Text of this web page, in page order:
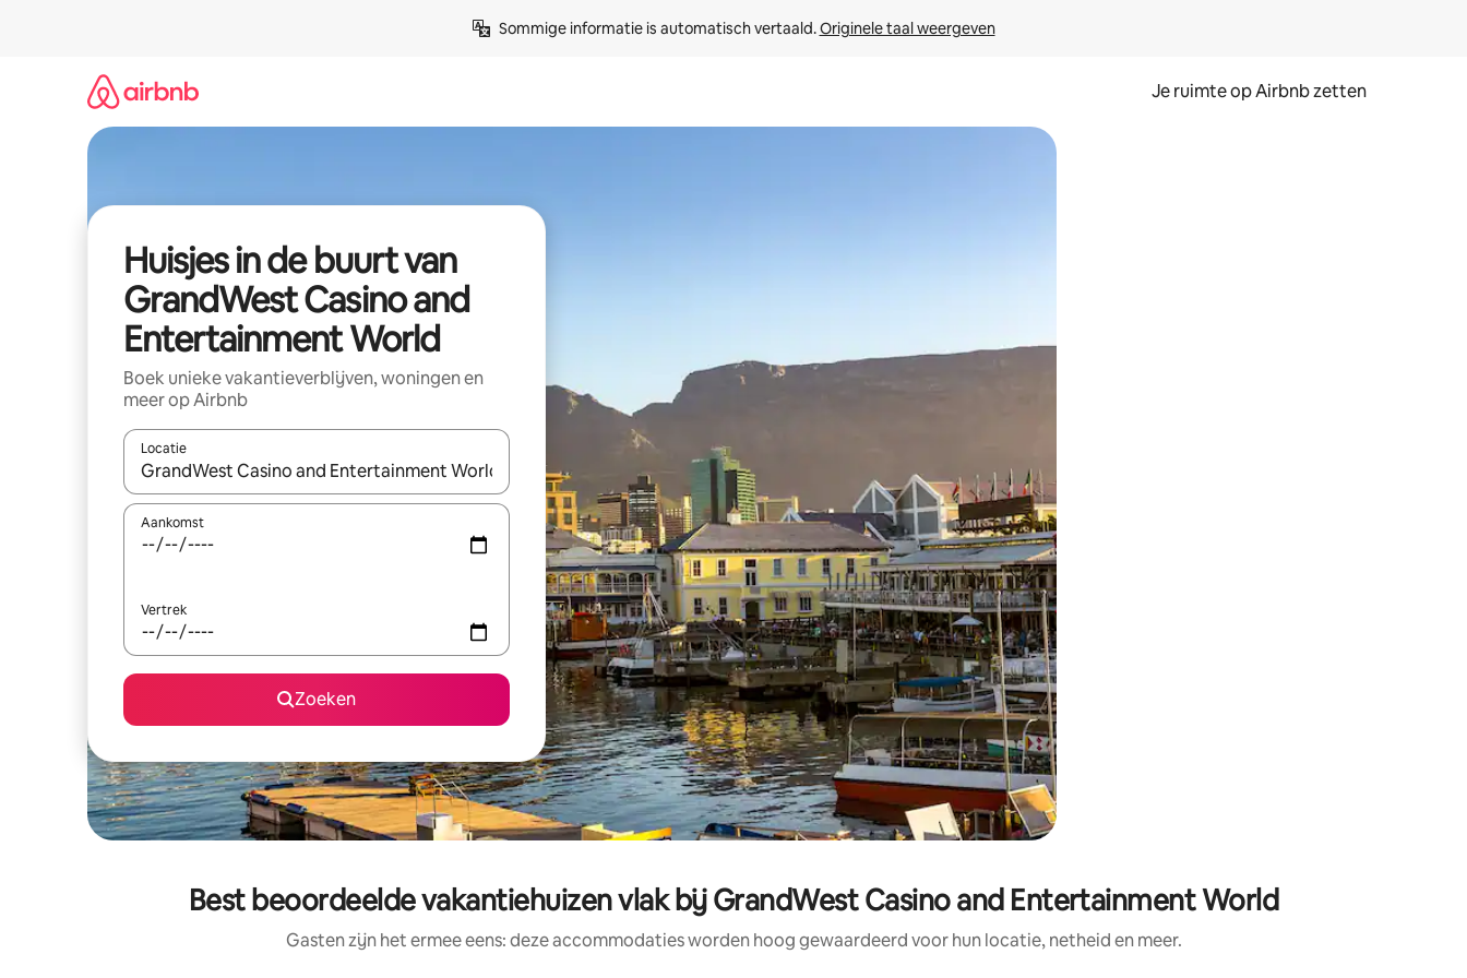
Sommige informatie is automatisch vertaald. Originele taal weergeven
Je ruimte op Airbnb zetten
Huisjes in de buurt van
GrandWest Casino and
Entertainment World
Boek unieke vakantieverblijven, woningen en
meer op Airbnb
Locatie
Wanneer er suggesties beschikbaar zijn, maak je een keuze met je de pijltjestoetsen omhoog en omlaag, óf door te tikken of swipen.
Aankomst
Vertrek
Zoeken
Best beoordeelde vakantiehuizen vlak bij GrandWest Casino and Entertainment World
Gasten zijn het ermee eens: deze accommodaties worden hoog gewaardeerd voor hun locatie, netheid en meer.